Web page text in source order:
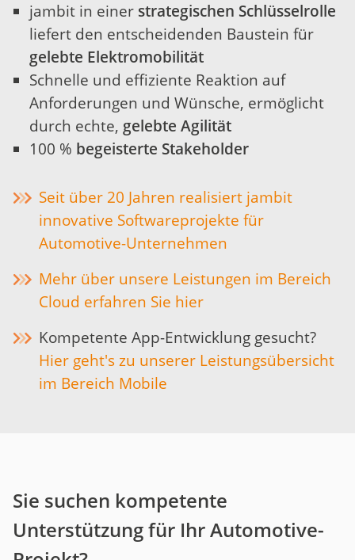
jambit in einer strategischen Schlüsselrolle
liefert den entscheidenden Baustein für
gelebte Elektromobilität
Schnelle und effiziente Reaktion auf
Anforderungen und Wünsche, ermöglicht
durch echte, gelebte Agilität
100 % begeisterte Stakeholder
Seit über 20 Jahren realisiert jambit
innovative Softwareprojekte für
Automotive-Unternehmen
Mehr über unsere Leistungen im Bereich
Cloud erfahren Sie hier
Kompetente App-Entwicklung gesucht?
Hier geht's zu unserer Leistungsübersicht
im Bereich Mobile
Sie suchen kompetente
Unterstützung für Ihr Automotive-